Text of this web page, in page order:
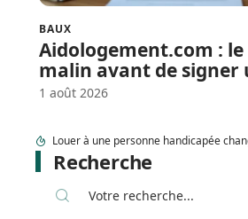
BAUX
Aidologement.com :
malin avant de signer
1 août 2026
Recherche